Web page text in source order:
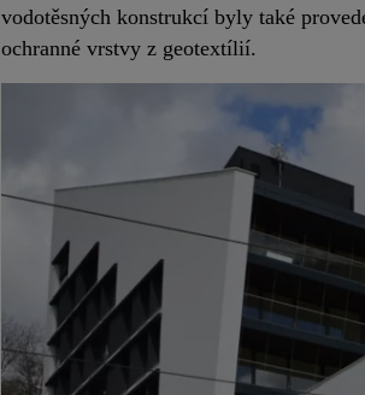
vodotěsných konstrukcí byly také
ochranné vrstvy z geotextílií.